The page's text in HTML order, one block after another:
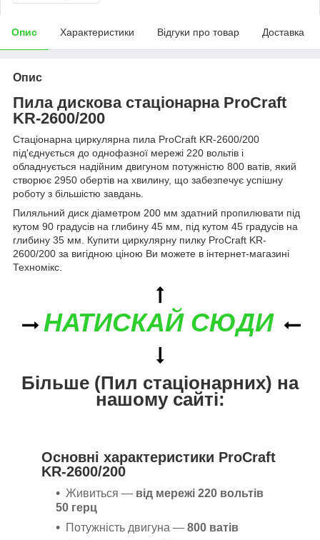
Опис Характеристики Відгуки про товар Доставка
Опис
Пила дискова стаціонарна ProCraft
KR-2600/200
Стаціонарна циркулярна пила ProCraft KR-2600/200
під'єднується до однофазної мережі 220 вольтів і
обладнується надійним двигуном потужністю 800 ватів, який
створює 2950 обертів на хвилину, що забезпечує успішну
роботу з більшістю завдань.
Пиляльний диск діаметром 200 мм здатний пропилювати під
кутом 90 градусів на глибину 45 мм, під кутом 45 градусів на
глибину 35 мм. Купити циркулярну пилку ProCraft KR-
2600/200 за вигідною ціною Ви можете в інтернет-магазині
Техномікс.
Основні характеристики ProCraft
KR-2600/200
Живиться — від мережі 220 вольтів
50 герц
Потужність двигуна — 800 ватів
Більше (Пил стаціонарних) на
нашому сайті:
НАТИСКАЙ СЮДИ